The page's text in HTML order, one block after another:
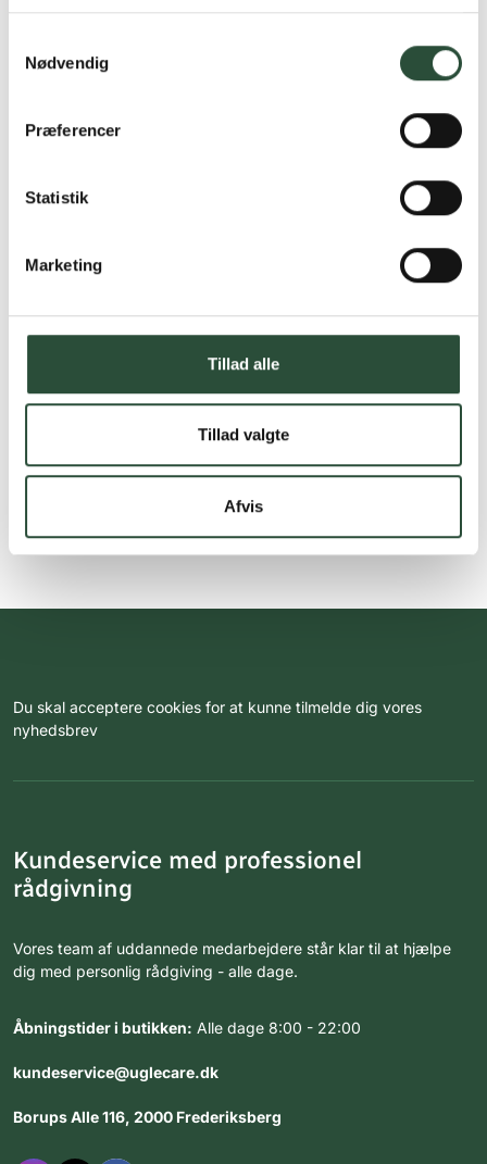
Nødvendig
Præferencer
Statistik
Marketing
Tillad alle
Tillad valgte
Afvis
Du skal acceptere cookies for at kunne tilmelde dig vores
nyhedsbrev
Kundeservice med professionel
rådgivning
Vores team af uddannede medarbejdere står klar til at hjælpe
dig med personlig rådgiving - alle dage.
Åbningstider i butikken: Alle dage 8:00 - 22:00
kundeservice@uglecare.dk
Borups Alle 116, 2000 Frederiksberg